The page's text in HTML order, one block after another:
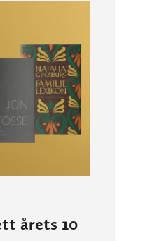
årets 10